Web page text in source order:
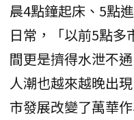
晨4點鐘起床、5點
日常，「以前5點多
間更是擠得水泄不
人潮也越來越晚出
市發展改變了萬華